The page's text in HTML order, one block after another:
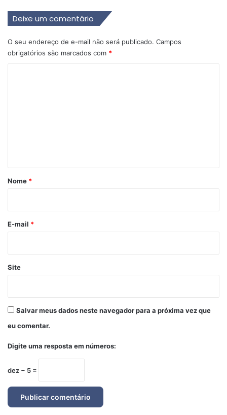
Deixe um comentário
O seu endereço de e-mail não será publicado. Campos
obrigatórios são marcados com *
r
*
Nome *
E-mail *
Site
Salvar meus dados neste navegador para a próxima vez que
eu comentar.
Digite uma resposta em números:
dez − 5 =